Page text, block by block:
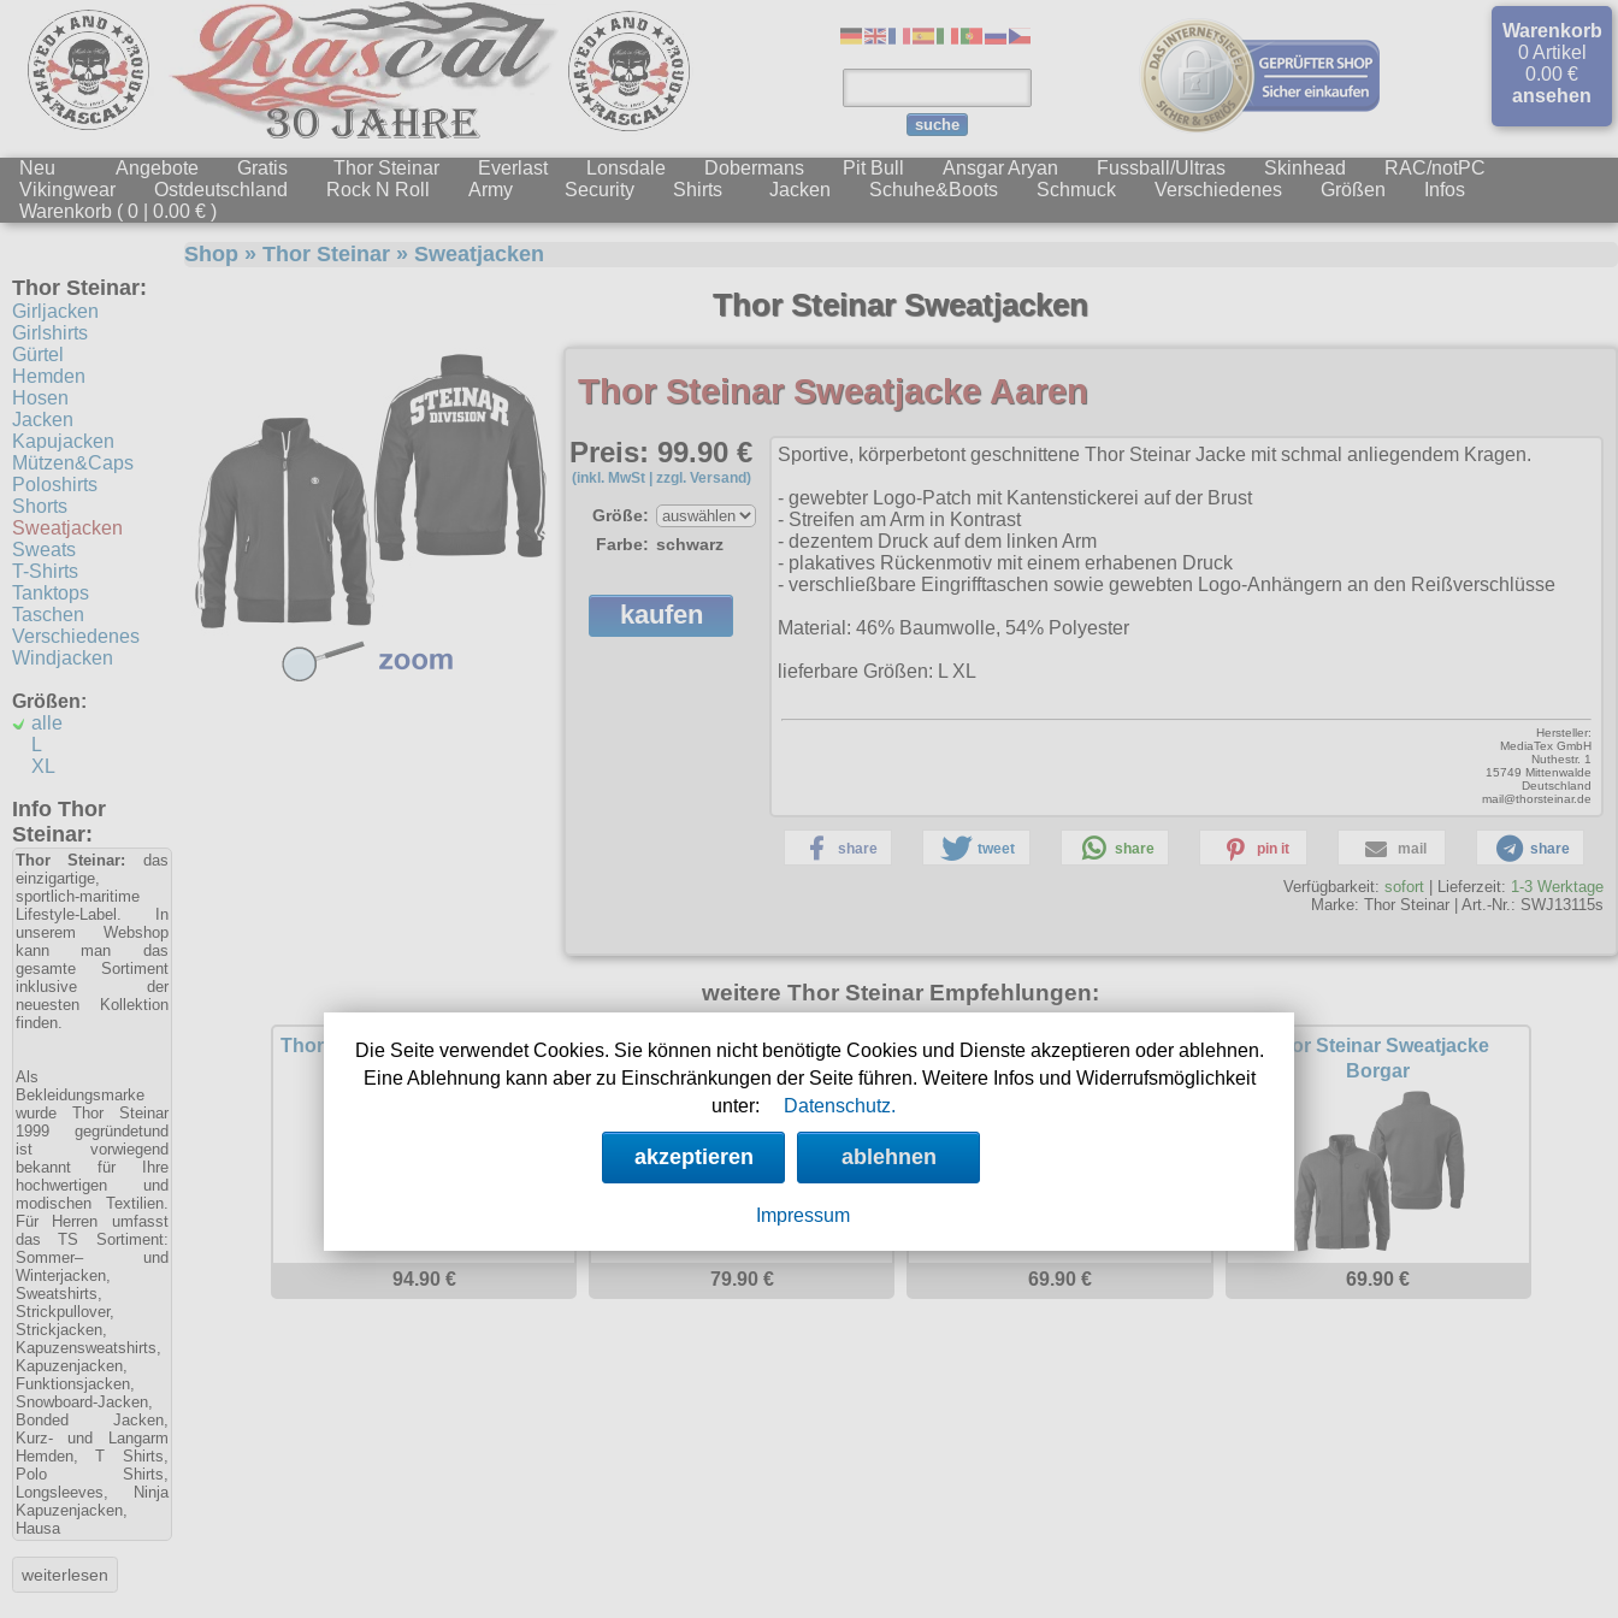
suche
Warenkorb
0 Artikel
0.00 €
ansehen
Neu Angebote Gratis Thor Steinar Everlast Lonsdale Dobermans Pit Bull Ansgar Aryan Fussball/Ultras Skinhead
RAC/notPC
Vikingwear
Ostdeutschland Rock N Roll Army Security Shirts Jacken Schuhe&Boots Schmuck Verschiedenes Größen
Infos
Warenkorb ( 0 | 0.00 € )
Thor Steinar:
Girljacken
Girlshirts
Gürtel
Hemden
Hosen
Jacken
Kapujacken
Mützen&Caps
Poloshirts
Shorts
Sweatjacken
Sweats
T-Shirts
Tanktops
Taschen
Verschiedenes
Windjacken
Größen:
alle
L
XL
Info Thor
Steinar:
Thor Steinar: das
einzigartige,
sportlich-maritime
Lifestyle-Label. In
unserem Webshop
kann man das
gesamte Sortiment
inklusive der
neuesten Kollektion
finden.
Als
Bekleidungsmarke
wurde Thor Steinar
1999 gegründetund
ist vorwiegend
bekannt für Ihre
hochwertigen und
modischen Textilien.
Für Herren umfasst
das TS Sortiment:
Sommer– und
Winterjacken,
Sweatshirts,
Strickpullover,
Strickjacken,
Kapuzensweatshirts,
Kapuzenjacken,
Funktionsjacken,
Snowboard-Jacken,
Bonded Jacken,
Kurz- und Langarm
Hemden, T Shirts,
Polo Shirts,
Longsleeves, Ninja
Kapuzenjacken,
Hausa
Shop » Thor Steinar» Sweatjacken
Thor Steinar Sweatjacken
Thor Steinar Sweatjacke Aaren
Preis: 99.90 €
(inkl. MwSt | zzgl. Versand)
Größe:
Farbe: schwarz
kaufen
Sportive, körperbetont geschnittene Thor Steinar Jacke mit schmal anliegendem Kragen.
- gewebter Logo-Patch mit Kantenstickerei auf der Brust
- Streifen am Arm in Kontrast
- dezentem Druck auf dem linken Arm
- plakatives Rückenmotiv mit einem erhabenen Druck
- verschließbare Eingrifftaschen sowie gewebten Logo-Anhängern an den Reißverschlüsse
Material: 46% Baumwolle, 54% Polyester
lieferbare Größen: L XL
Hersteller:
MediaTex GmbH
Nuthestr. 1
15749 Mittenwalde
Deutschland
mail@thorsteinar.de
share tweet share pin it mail share
Verfügbarkeit: sofort | Lieferzeit: 1-3 Werktage
Marke: Thor Steinar Art.-Nr.: SWJ13115s
weitere Thor Steinar Empfehlungen:
Thor Steinar Sweatjacke Olberg
94.90 €
Thor Steinar Sweatjacke
Valhalla
79.90 €
Thor Steinar Sweatjacke
Borgar
69.90 €
Thor Steinar Sweatjacke
Borgar
69.90 €
Die Seite verwendet Cookies. Sie können nicht benötigte Cookies und Dienste akzeptieren oder ablehnen.
Eine Ablehnung kann aber zu Einschränkungen der Seite führen. Weitere Infos und Widerrufsmöglichkeit
unter:
Datenschutz.
akzeptieren ablehnen
Impressum